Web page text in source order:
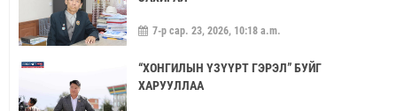
7-р сар. 23, 2026, 10:18 a.m.
“ХОНГИЛЫН ҮЗҮҮРТ ГЭРЭЛ” БУЙГ
ХАРУУЛЛАА